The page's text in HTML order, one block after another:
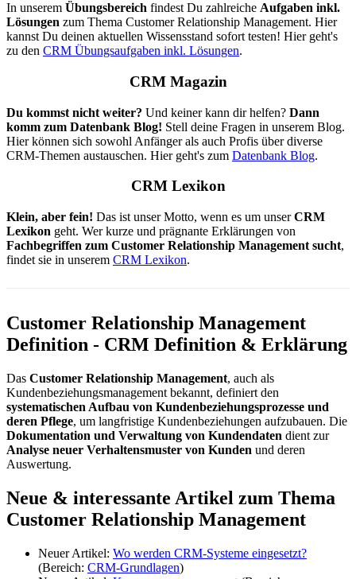
In unserem Übungsbereich findest Du zahlreiche Aufgaben inkl.
Lösungen zum Thema Customer Relationship Management. Hier
kannst Du deinen aktuellen Wissensstand sofort testen! Hier geht's
zu den CRM Übungsaufgaben inkl. Lösungen.
CRM Magazin
Du kommst nicht weiter? Und keiner kann dir helfen? Dann
komm zum Datenbank Blog! Stell deine Fragen in unserem Blog.
Hier können sich sowohl Anfänger als auch Profis über diverse
CRM-Themen austauschen. Hier geht's zum Datenbank Blog.
CRM Lexikon
Klein, aber fein! Das ist unser Motto, wenn es um unserCRM
Lexikon geht. Wer kurze und prägnante Erklärungen von
Fachbegriffen zum Customer Relationship Management sucht,
findet sie in unserem CRM Lexikon.
Customer Relationship Management
Definition - CRM Definition & Erklärung
Das Customer Relationship Management, auch als
Kundenbeziehungsmanagement bekannt, definiert den
systematischen Aufbau von Kundenbeziehungsprozesse und
deren Pflege, um langfristige Kundenbeziehungen aufzubauen. Die
Dokumentation und Verwaltung von Kundendaten dient zur
Analyse neuer Verhaltensmuster von Kunden und deren
Auswertung.
Neue & interessante Artikel zum Thema
Customer Relationship Management
Neuer Artikel: Wo werden CRM-Systeme eingesetzt?
(Bereich: CRM-Grundlagen)